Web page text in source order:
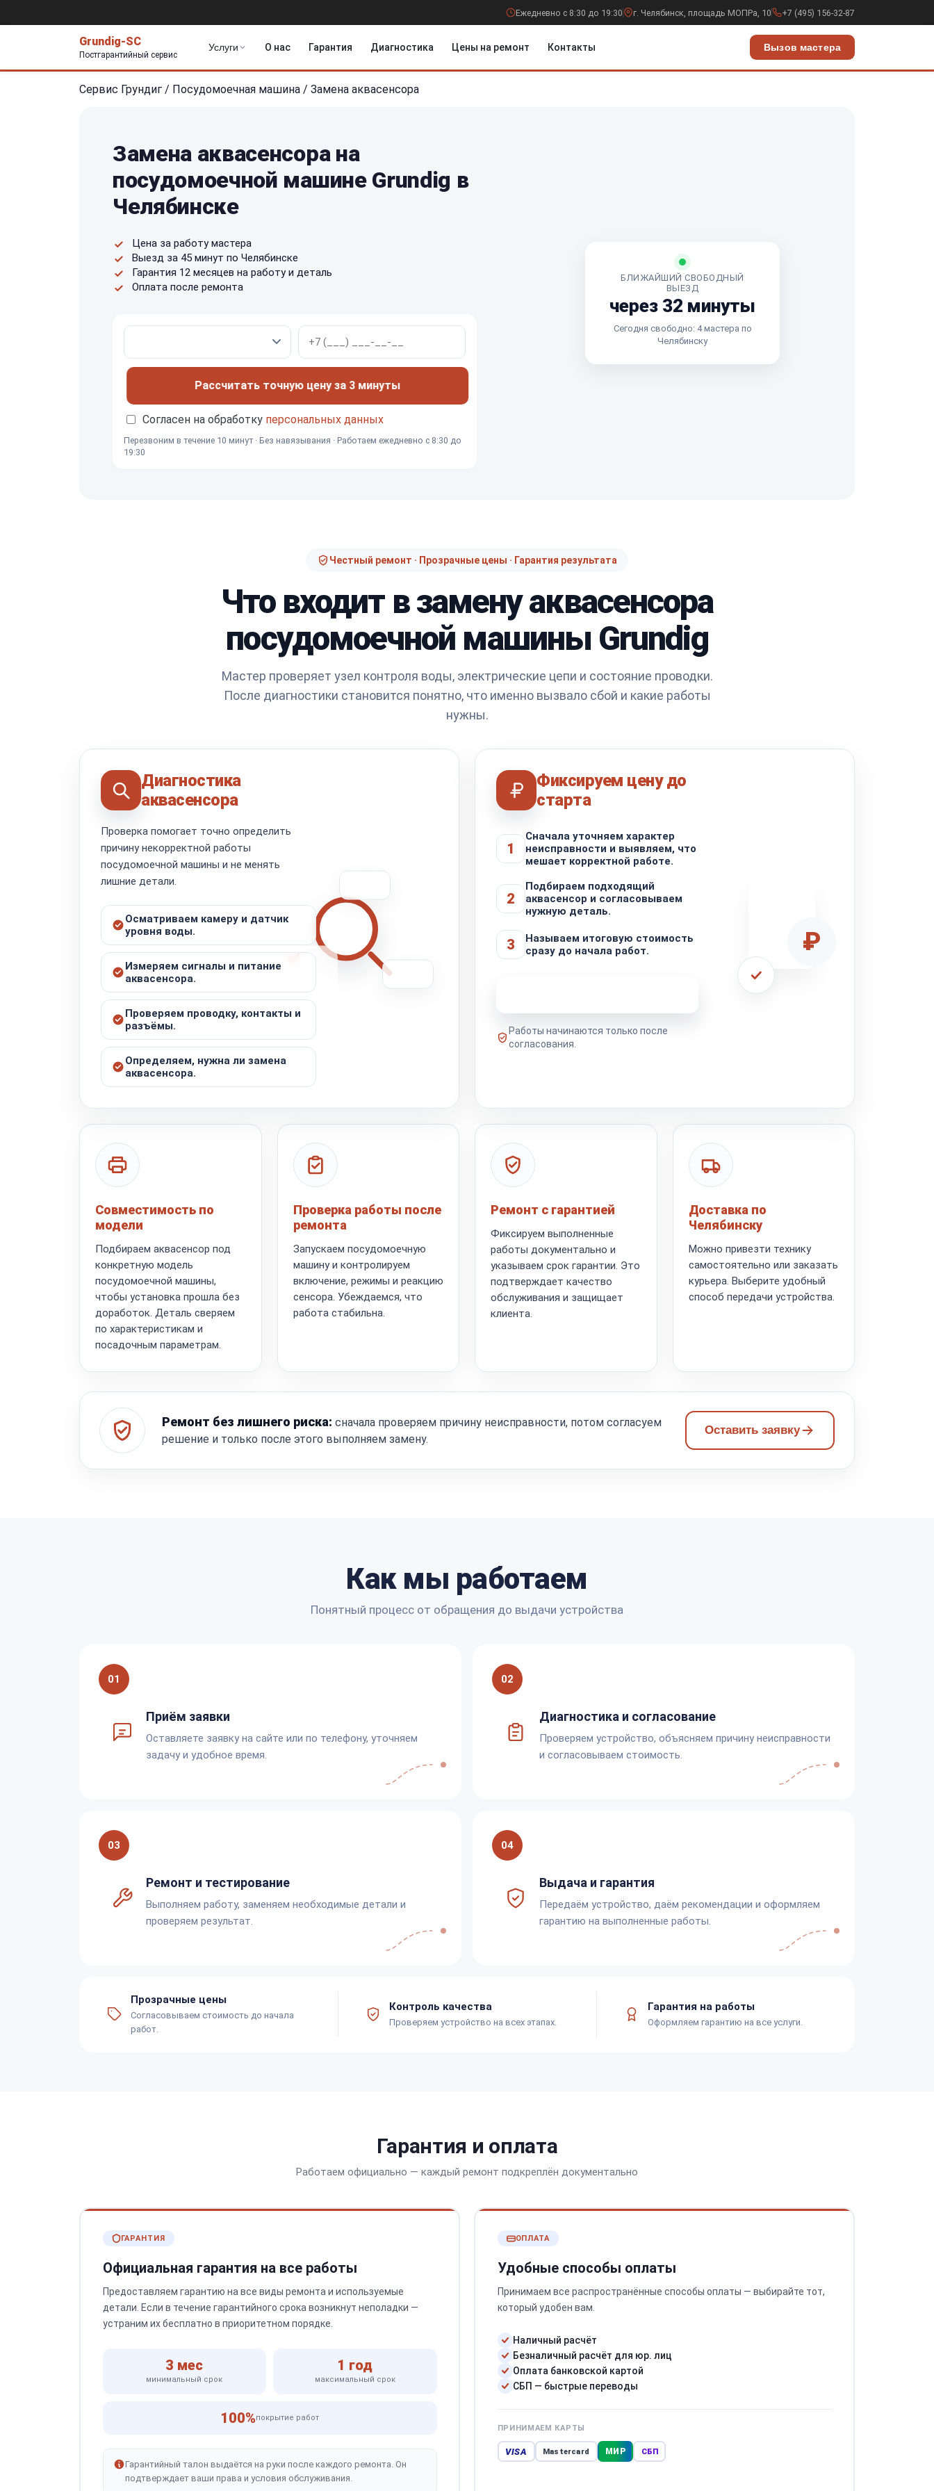
Ежедневно с 8:30 до 19:30 г. Челябинск, площадь МОПРа, 10 +7 (495) 156-32-87
Grundig-SC
Постгарантийный сервис
Услуги О нас Гарантия Диагностика Цены на ремонт Контакты Вызов мастера
Сервис Грундиг / Посудомоечная машина / Замена аквасенсора
Замена аквасенсора на
посудомоечной машине Grundig в
Челябинске
Цена за работу мастера
Выезд за 45 минут по Челябинске
Гарантия 12 месяцев на работу и деталь
Оплата после ремонта
Рассчитать точную цену за 3 минуты
Согласен на обработку персональных данных
Перезвоним в течение 10 минут · Без навязывания · Работаем ежедневно с 8:30 до
19:30
БЛИЖАЙШИЙ СВОБОДНЫЙ
ВЫЕЗД
через 32 минуты
Сегодня свободно: 4 мастера по
Челябинску
Честный ремонт · Прозрачные цены · Гарантия результата
Что входит в замену аквасенсора
посудомоечной машины Grundig
Мастер проверяет узел контроля воды, электрические цепи и состояние проводки.
После диагностики становится понятно, что именно вызвало сбой и какие работы
нужны.
Диагностика
аквасенсора
Проверка помогает точно определить
причину некорректной работы
посудомоечной машины и не менять
лишние детали.
Осматриваем камеру и датчик
уровня воды.
Измеряем сигналы и питание
аквасенсора.
Проверяем проводку, контакты и
разъёмы.
Определяем, нужна ли замена
аквасенсора.
Фиксируем цену до
старта
1
Сначала уточняем характер
неисправности и выявляем, что
мешает корректной работе.
2
Подбираем подходящий
аквасенсор и согласовываем
нужную деталь.
3
Называем итоговую стоимость
сразу до начала работ.
Работы начинаются только после
согласования.
₽
Совместимость по
модели
Подбираем аквасенсор под
конкретную модель
посудомоечной машины,
чтобы установка прошла без
доработок. Деталь сверяем
по характеристикам и
посадочным параметрам.
Проверка работы после
ремонта
Запускаем посудомоечную
машину и контролируем
включение, режимы и реакцию
сенсора. Убеждаемся, что
работа стабильна.
Ремонт с гарантией
Фиксируем выполненные
работы документально и
указываем срок гарантии. Это
подтверждает качество
обслуживания и защищает
клиента.
Доставка по
Челябинску
Можно привезти технику
самостоятельно или заказать
курьера. Выберите удобный
способ передачи устройства.
Ремонт без лишнего риска: сначала проверяем причину неисправности, потом согласуем
решение и только после этого выполняем замену.
Оставить заявку
Как мы работаем
Понятный процесс от обращения до выдачи устройства
01
Приём заявки
Оставляете заявку на сайте или по телефону, уточняем
задачу и удобное время.
02
Диагностика и согласование
Проверяем устройство, объясняем причину неисправности
и согласовываем стоимость.
03
Ремонт и тестирование
Выполняем работу, заменяем необходимые детали и
проверяем результат.
04
Выдача и гарантия
Передаём устройство, даём рекомендации и оформляем
гарантию на выполненные работы.
Прозрачные цены
Согласовываем стоимость до начала
работ.
Контроль качества
Проверяем устройство на всех этапах.
Гарантия на работы
Оформляем гарантию на все услуги.
Гарантия и оплата
Работаем официально — каждый ремонт подкреплён документально
ГАРАНТИЯ
Официальная гарантия на все работы
Предоставляем гарантию на все виды ремонта и используемые
детали. Если в течение гарантийного срока возникнут неполадки —
устраним их бесплатно в приоритетном порядке.
3 мес
минимальный срок
1 год
максимальный срок
100%покрытие работ
Гарантийный талон выдаётся на руки после каждого ремонта. Он
подтверждает ваши права и условия обслуживания.
ОПЛАТА
Удобные способы оплаты
Принимаем все распространённые способы оплаты — выбирайте тот,
который удобен вам.
Наличный расчёт
Безналичный расчёт для юр. лиц
Оплата банковской картой
СБП — быстрые переводы
ПРИНИМАЕМ КАРТЫ
VISA Mastercard МИР СБП